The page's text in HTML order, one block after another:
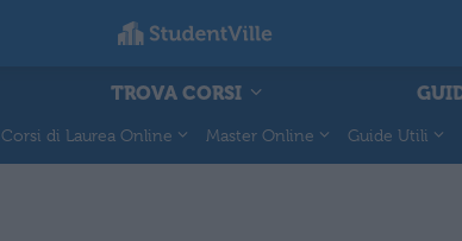
TROVA CORSI
Corsi di Laurea Online Master Online Guide Utili